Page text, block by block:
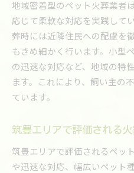
地域密着型のペット火葬業者
応じて柔軟な対応を実践して
葬時には近隣住民への配慮を
もきめ細かく行います。小型
の迅速な対応など、地域の特
ます。これにより、飼い主の
ています。
筑豊エリアで評価される
筑豊エリアで評価されるペッ
や迅速な対応、幅広いペット